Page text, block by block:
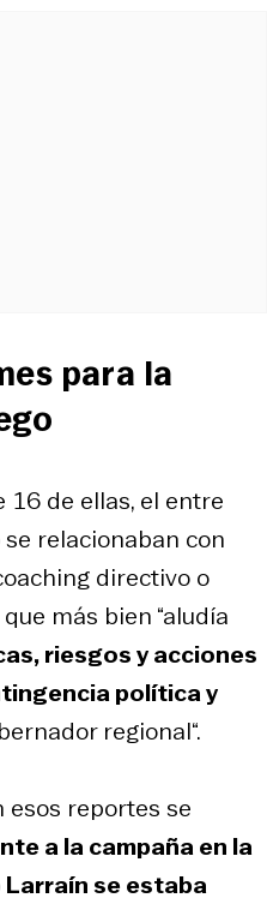
para la
de ellas, el entre
relacionaban con
directivo o
más bien “aludía
riesgos y acciones
política y
regional“.
reportes se
a la campaña en la
Larraín se estaba